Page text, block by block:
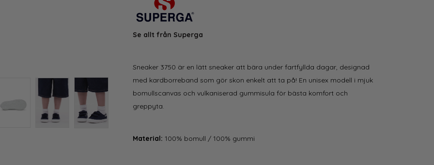
Se allt från Superga
Sneaker 3750 är en lätt sneaker att bära under fartfyllda dagar, designad
med kardborreband som gör skon enkelt att ta på! En unisex modell i mjuk
bomullscanvas och vulkaniserad gummisula för bästa komfort och
greppyta.
Material: 100% bomull / 100% gummi